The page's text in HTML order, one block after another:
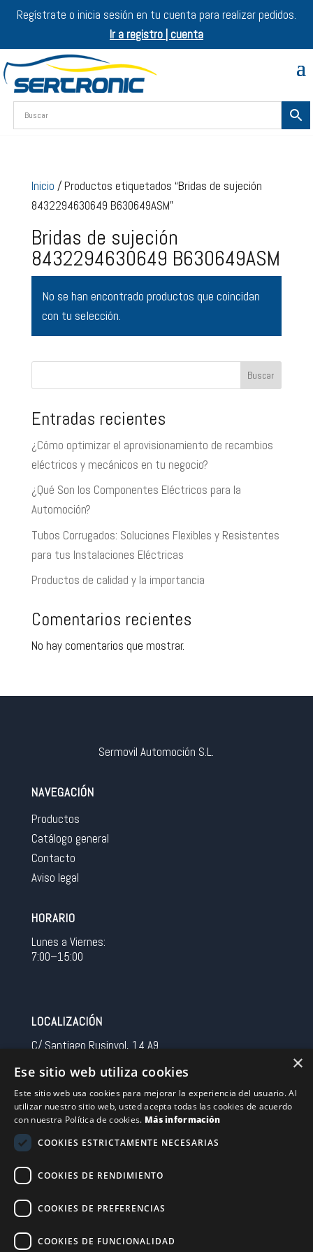
Regístrate o inicia sesión en tu cuenta para realizar pedidos.
Ir a registro | cuenta
Inicio / Productos etiquetados “Bridas de sujeción
8432294630649 B630649ASM”
Bridas de sujeción
8432294630649 B630649ASM
No se han encontrado productos que coincidan
con tu selección.
Buscar
Entradas recientes
¿Cómo optimizar el aprovisionamiento de recambios
eléctricos y mecánicos en tu negocio?
¿Qué Son los Componentes Eléctricos para la
Automoción?
Tubos Corrugados: Soluciones Flexibles y Resistentes
para tus Instalaciones Eléctricas
Productos de calidad y la importancia
Comentarios recientes
No hay comentarios que mostrar.
Sermovil Automoción S.L.
NAVEGACIÓN
Productos
Catálogo general
Contacto
Aviso legal
HORARIO
Lunes a Viernes:
7:00–15:00
LOCALIZACIÓN
C/ Santiago Rusinyol, 14 A9
Spain
CONTACTO
Tel 0034 93 713 37 30
sermovil@sertronic.es
Acceso intranet para representantes
×
Ese sitio web utiliza cookies
Este sitio web usa cookies para mejorar la experiencia del usuario. Al
utilizar nuestro sitio web, usted acepta todas las cookies de acuerdo
con nuestra Política de cookies. Más información
COOKIES ESTRICTAMENTE NECESARIAS
COOKIES DE RENDIMIENTO
COOKIES DE PREFERENCIAS
COOKIES DE FUNCIONALIDAD